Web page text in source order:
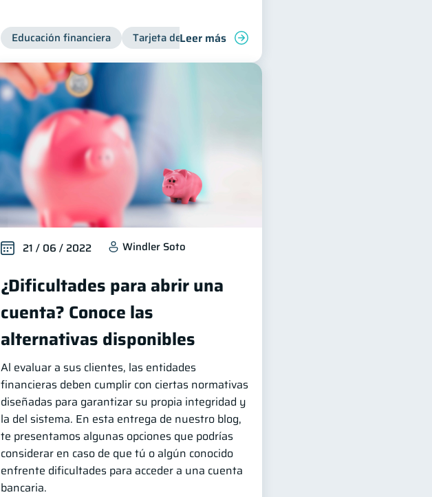
Finanzas para jóvenes Manejo de deudas Finanzas familiares
Educación financiera Tarjeta de crédito Deudas
Leer más
21 / 06 / 2022 Windler Soto
¿Dificultades para abrir una
cuenta? Conoce las
alternativas disponibles
Al evaluar a sus clientes, las entidades
financieras deben cumplir con ciertas normativas
diseñadas para garantizar su propia integridad y
la del sistema. En esta entrega de nuestro blog,
te presentamos algunas opciones que podrías
considerar en caso de que tú o algún conocido
enfrente dificultades para acceder a una cuenta
bancaria.